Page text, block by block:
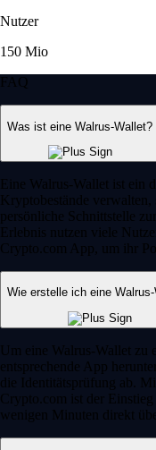
Nutzer
150 Mio
FAQ
Was ist eine Walrus-Wallet?
Eine Walrus-Wallet ist ein
Kryptobestände
persönliche Schnittstelle
Erlebnis nutzen viele
Crypto.com App, um ihr
Wie erstelle ich eine
Um eine Walrus-Wallet zu
entsprechende App
die Identitätsprüfung ab.
Crypto.com ist der
wenigen Minuten direkt